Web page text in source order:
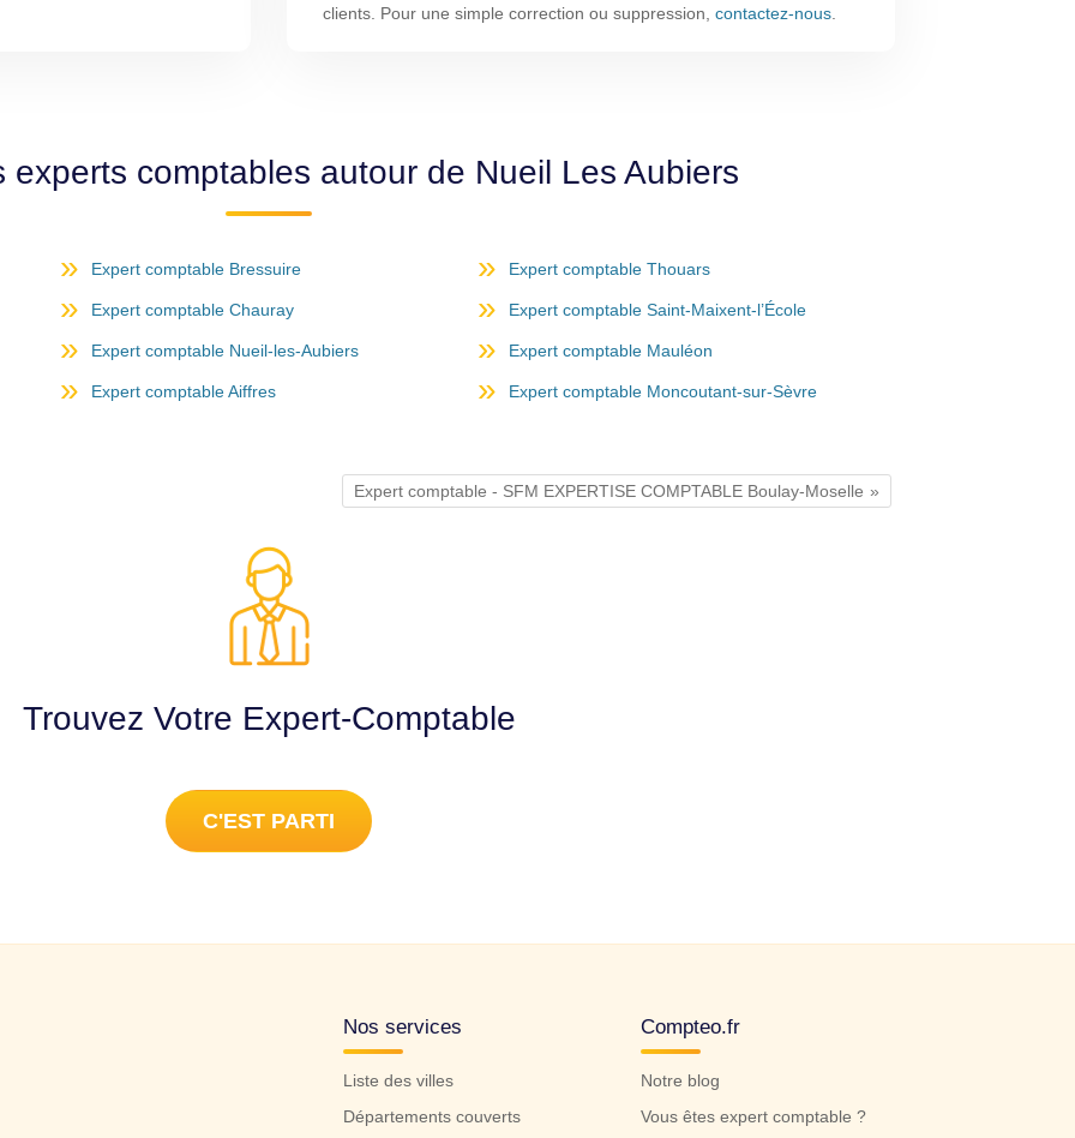
clients. Pour une simple correction ou suppression, contactez-nous
experts comptables autour de Nueil Les Aubiers
Expert comptable Bressuire Expert comptable Thouars
Expert comptable Chauray Expert comptable Saint-Maixent-l’École
Expert comptable Nueil-les-Aubiers Expert comptable Mauléon
Expert comptable Aiffres Expert comptable Moncoutant-sur-Sèvre
Expert comptable - SFM EXPERTISE COMPTABLE Boulay-Moselle
Trouvez Votre Expert-Comptable
C'EST PARTI
Nos services
Liste des villes
Départements couverts
Compteo.fr
Notre blog
Vous êtes expert comptable ?